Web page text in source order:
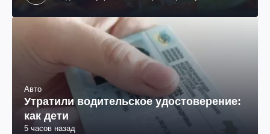
Авто
Утратили водительское удостоверение:
как дети
5 часов назад